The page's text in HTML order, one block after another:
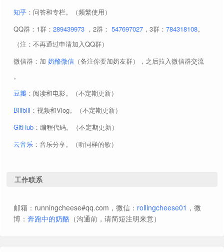
知乎 ：问答和专栏。（频繁使用）
QQ群：1群： 289439973 ，2群： 547697027 ，3群： 784318108。
（注：不再通过申请加入QQ群）
微信群：加 奶酪微信 （备注你要加奶友群），之后拉入微信群交流
。
豆瓣 ：阅读和电影。（不定期更新）
Bilibili ：视频和Vlog。（不定期更新）
GitHub ：编程代码。（不定期更新）
云音乐 ：音乐分享。（听同样的歌）
工作联系
邮箱：runningcheese#qq.com，微信： rollingcheese01 ，微
博： 奔跑中的奶酪 （沟通前，请简短注明来意）